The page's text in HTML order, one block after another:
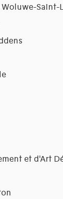
Saint-
et d'Art